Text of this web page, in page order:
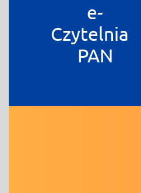
e-
Czytelnia
PAN